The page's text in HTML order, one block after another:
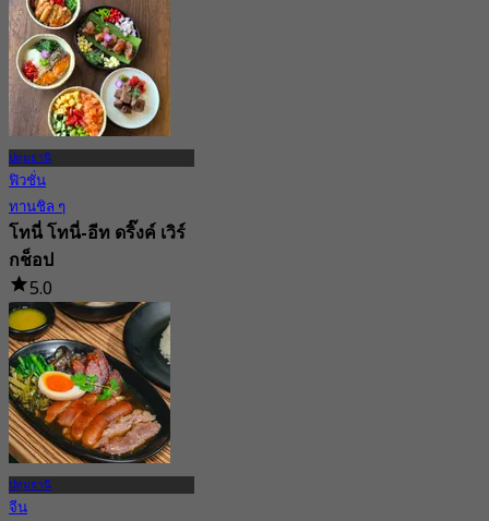
ปทุมธานี
ฟิวชั่น
ทานชิล ๆ
โทนี่ โทนี่-อีท ดริ๊งค์ เวิร์
กช็อป
5.0
55 การจอง
จาก฿ 342.5
ปทุมธานี
จีน